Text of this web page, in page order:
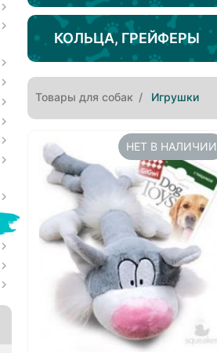
КОЛЬЦА, ГРЕЙФЕРЫ
Товары для собак Игрушки
НЕТ В НАЛИЧИИ